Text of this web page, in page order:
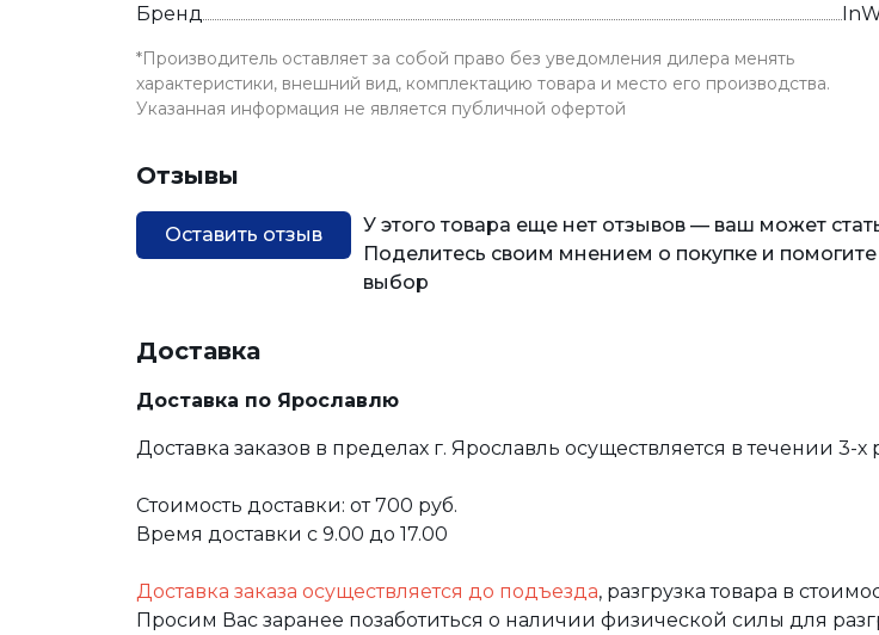
Бренд
*Производитель оставляет за собой право без уведомления дилера менять
характеристики, внешний вид, комплектацию товара и место его производства.
Указанная информация не является публичной офертой
Отзывы
Оставить отзыв
У этого товара еще нет отзывов — ваш может
Поделитесь своим мнением о покупке и
выбор
Доставка
Доставка по Ярославлю
Доставка заказов в пределах г. Ярославль осуществляется в течении 3-х
Стоимость доставки: от 700 руб.
Время доставки с 9.00 до 17.00
Доставка заказа осуществляется до подъезда, разгрузка товара в
Просим Вас заранее позаботиться о наличии физической силы для